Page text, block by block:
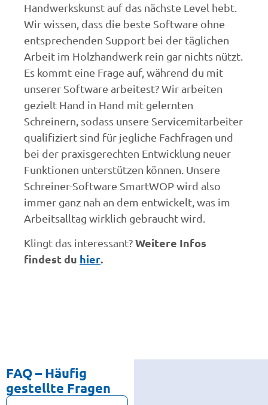
Handwerkskunst auf das nächste Level hebt.
Wir wissen, dass die beste Software ohne
entsprechenden Support bei der täglichen
Arbeit im Holzhandwerk rein gar nichts nützt.
Es kommt eine Frage auf, während du mit
unserer Software arbeitest? Wir arbeiten
gezielt Hand in Hand mit gelernten
Schreinern, sodass unsere Servicemitarbeiter
qualifiziert sind für jegliche Fachfragen und
bei der praxisgerechten Entwicklung neuer
Funktionen unterstützen können. Unsere
Schreiner-Software SmartWOP wird also
immer ganz nah an dem entwickelt, was im
Arbeitsalltag wirklich gebraucht wird.
Klingt das interessant?Weitere Infos
findest du hier.
FAQ – Häufig
gestellte Fragen